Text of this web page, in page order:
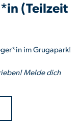
(Teilzeit
im Grugapark!
Melde dich